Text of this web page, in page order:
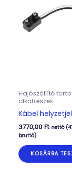
Hajószállító
alkatrészek
Kábel
3770,00 Ft nettó (
bruttó)
KOSÁRBA